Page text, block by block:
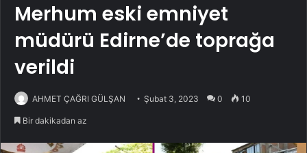
Merhum eski emniyet
müdürü Edirne’de toprağa
verildi
AHMET ÇAĞRI GÜLŞAN Şubat 3, 2023 0 10
Bir dakikadan az